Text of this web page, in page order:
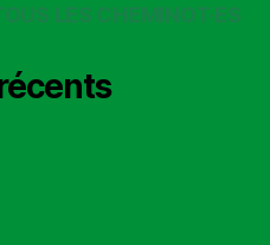
LES CHEMINOT·ES